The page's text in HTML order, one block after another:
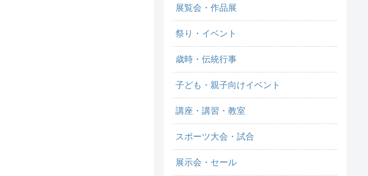
展覧会・作品展
祭り・イベント
歳時・伝統行事
子ども・親子向けイベント
講座・講習・教室
スポーツ大会・試合
展示会・セール